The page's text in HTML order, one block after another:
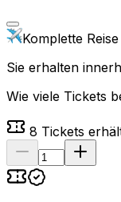
Komplette Reise
Sie erhalten
Wie viele Tickets
8 Tickets